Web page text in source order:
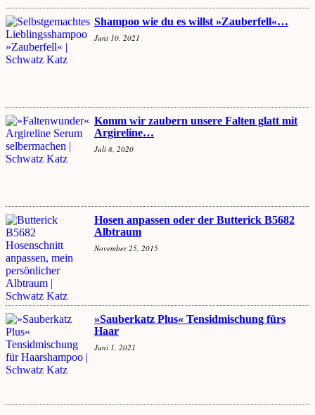
Shampoo wie du es willst »Zauberfell«…
Juni 10, 2021
Komm wir zaubern unsere Falten glatt mit
Argireline…
Juli 8, 2020
Hosen anpassen oder der Butterick B5682
Albtraum
November 25, 2015
»Sauberkatz Plus« Tensidmischung fürs
Haar
Juni 1, 2021